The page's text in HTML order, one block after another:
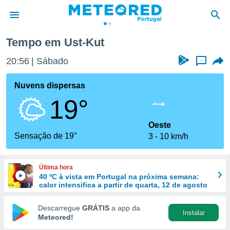
da
foi
fornecidas
a este
das
e
forma
digital
Tempo em Ust-Kut
20:56 Sábado ...
Nuvens dispersas
19°
Sensação de 19°
Oeste
3
10 km/h
Última hora
40 ºC à vista em Portugal na próxima semana:
calor intensifica a partir de quarta, 12 de agosto
Descarregue GRÁTIS a app da
Meteored!
Instalar